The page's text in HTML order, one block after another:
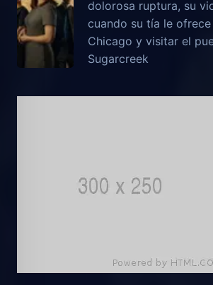
dolorosa ruptura, su
cuando su tía le
Chicago y visitar el
Sugarcreek